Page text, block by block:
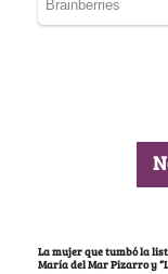
La mujer que tumbó la
María del Mar Pizarro y